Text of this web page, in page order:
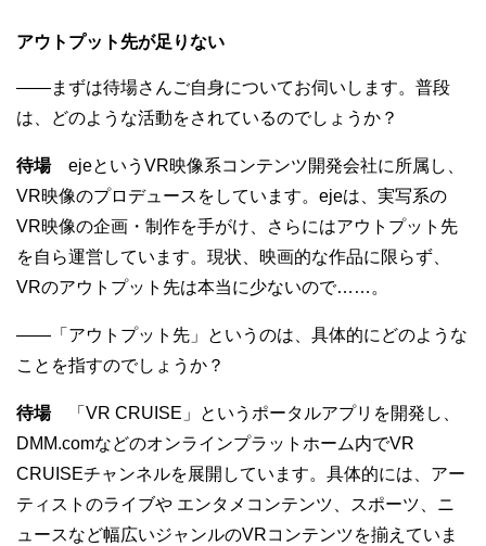
アウトプット先が足りない
——まずは待場さんご自身についてお伺いします。普段
は、どのような活動をされているのでしょうか？
待場ejeというVR映像系コンテンツ開発会社に所属し、
VR映像のプロデュースをしています。ejeは、実写系の
VR映像の企画・制作を手がけ、さらにはアウトプット先
を自ら運営しています。現状、映画的な作品に限らず、
VRのアウトプット先は本当に少ないので……。
——「アウトプット先」というのは、具体的にどのような
ことを指すのでしょうか？
待場「VR CRUISE」というポータルアプリを開発し、
DMM.comなどのオンラインプラットホーム内でVR
CRUISEチャンネルを展開しています。具体的には、アー
ティストのライブや エンタメコンテンツ、スポーツ、ニ
ュースなど幅広いジャンルのVRコンテンツを揃えていま